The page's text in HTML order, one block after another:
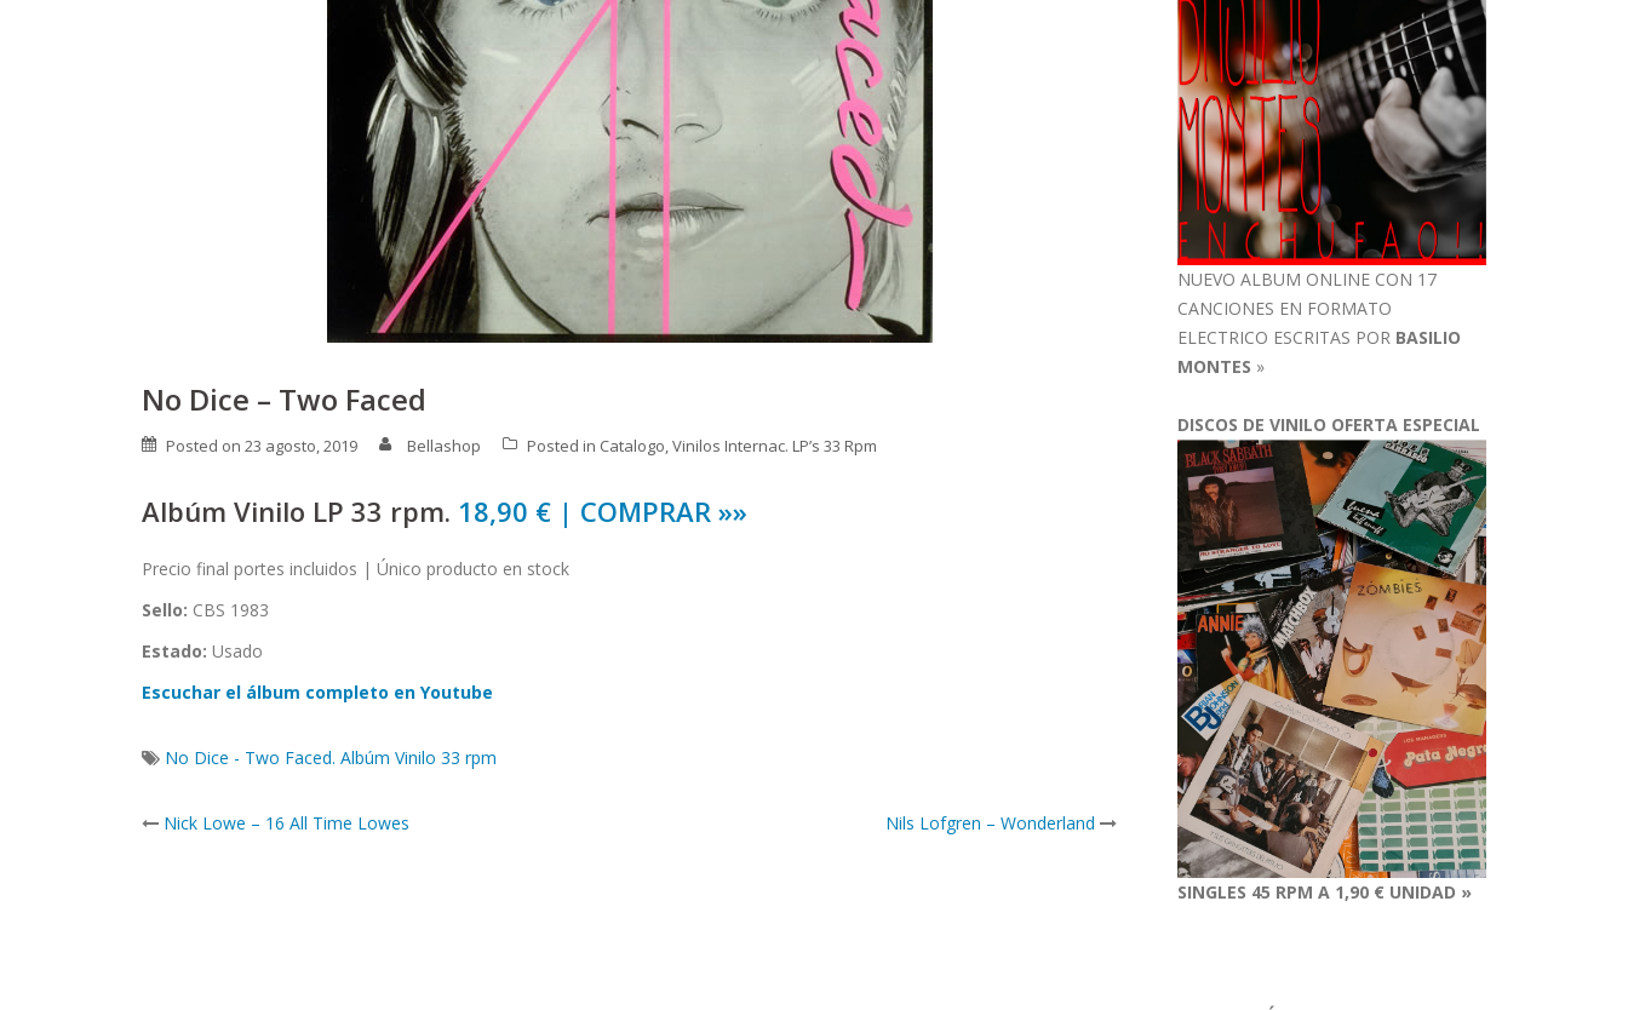
No Dice – Two Faced
Posted on 23 agosto, 2019 Bellashop Posted in Catalogo,Vinilos Internac. LP’s 33 Rpm
Albúm Vinilo LP 33 rpm. 18,90 € | COMPRAR »»
Precio final portes incluidos | Único producto en stock
Sello: CBS 1983
Estado: Usado
Escuchar el álbum completo en Youtube
No Dice - Two Faced. Albúm Vinilo 33 rpm
Post
Nick Lowe – 16 All Time Lowes Nils Lofgren – Wonderland
NUEVO ALBUM ONLINE CON 17
CANCIONES EN FORMATO
ELECTRICO ESCRITAS POR BASILIO
MONTES »
DISCOS DE VINILO OFERTA ESPECIAL
SINGLES 45 RPM A 1,90 € UNIDAD »